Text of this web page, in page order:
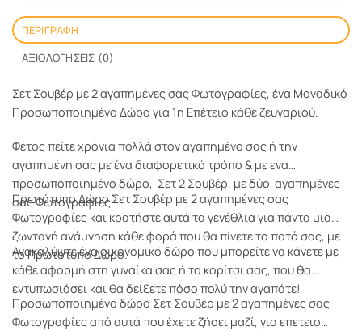
ΠΕΡΙΓΡΑΦΉ
ΑΞΙΟΛΟΓΉΣΕΙΣ (0)
Σετ Σουβέρ με 2 αγαπημένες σας Φωτογραφίες, ένα Μοναδικό
Προσωποποιημένο Δώρο για 1η Επέτειο κάθε ζευγαριού.
Φέτος πείτε χρόνια πολλά στον αγαπημένο σας ή την
αγαπημένη σας με ένα διαφορετικό τρόπο & με ενα
προσωποποιημένο δώρο, Σετ 2 Σουβέρ, με δύο αγαπημένες
σας Φωτογραφίες
Πρωτότυπο Δώρο Σετ Σουβέρ με 2 αγαπημένες σας
Φωτογραφίες και κρατήστε αυτά τα γενέθλια για πάντα μια
ζωντανή ανάμνηση κάθε φορά που θα πίνετε το ποτό σας, με
το Πρωτότυπο Δώρο.
Ανακαλύψτε ένα οικονομικό δώρο που μπορείτε να κάνετε με
κάθε αφορμή στη γυναίκα σας ή το κορίτσι σας, που θα
εντυπωσιάσει και θα δείξετε πόσο πολύ την αγαπάτε!
Προσωποποιημένο δώρο Σετ Σουβέρ με 2 αγαπημένες σας
Φωτογραφίες από αυτά που έχετε ζήσει μαζί, για επετειο